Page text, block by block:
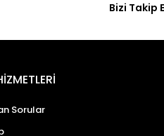
Bizi Takip
Sorular